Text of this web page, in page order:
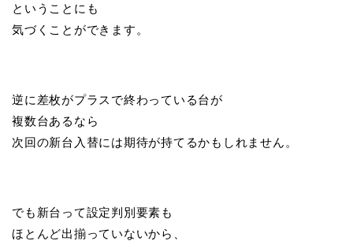
ということにも
気づくことができます。
逆に差枚がプラスで終わっている台が
複数台あるなら
次回の新台入替には期待が持てるかもしれません。
でも新台って設定判別要素も
ほとんど出揃っていないから、